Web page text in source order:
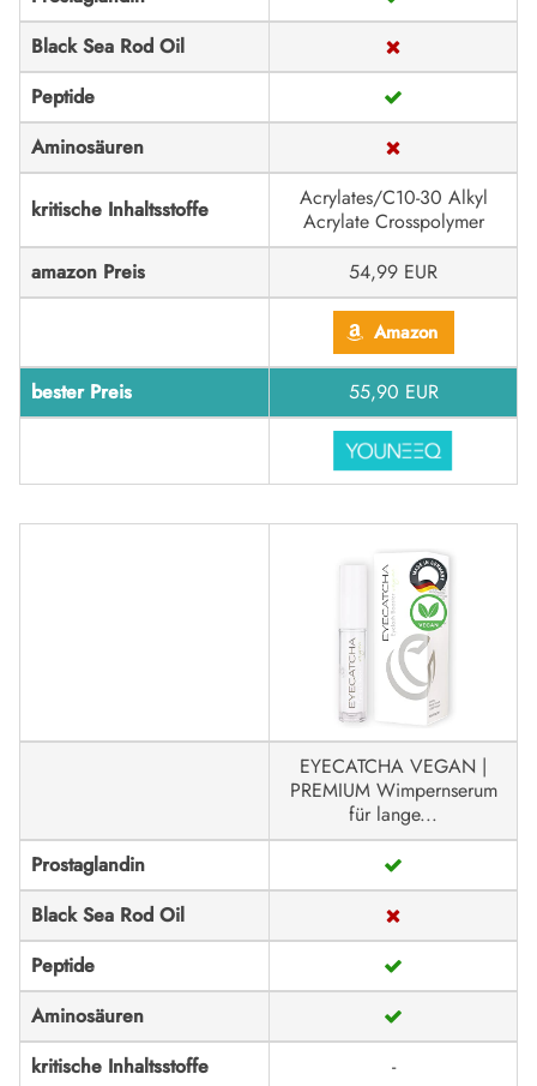
Black Sea Rod Oil
Peptide
Aminosäuren
kritische Inhaltsstoffe
Acrylates/C10-30 Alkyl
Acrylate Crosspolymer
amazon Preis
54,99 EUR
Amazon
bester Preis 55,90 EUR
EYECATCHA VEGAN |
PREMIUM Wimpernserum
für lange...
Prostaglandin
Black Sea Rod Oil
Peptide
Aminosäuren
kritische Inhaltsstoffe
-